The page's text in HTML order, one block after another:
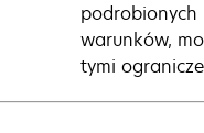
podrobionych
warunków,
tymi